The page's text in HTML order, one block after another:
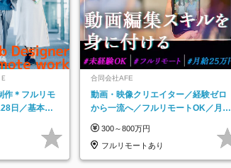
＊フルリモ
日／基本定
合同会社AFE
動画・映像クリエイター／経験ゼロ
から一流へ／フルリモートOK／月給
300～800万円
フルリモートあり